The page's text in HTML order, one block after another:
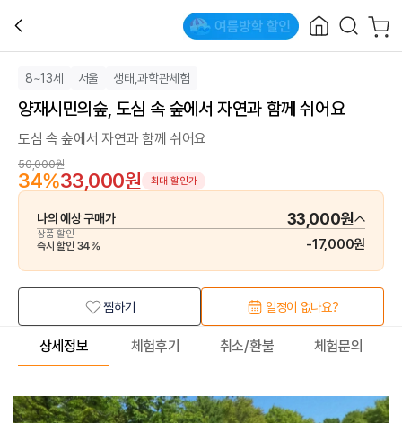
8~13세 서울 생태,과학관체험
양재시민의숲, 도심 속 숲에서 자연과 함께 쉬어요
도심 속 숲에서 자연과 함께 쉬어요
50,000원
34%33,000원 최대 할인가
나의 예상 구매가 33,000원
상품 할인
즉시 할인 34% -17,000원
찜하기 일정이 없나요?
상세정보 체험후기 취소/환불 체험문의